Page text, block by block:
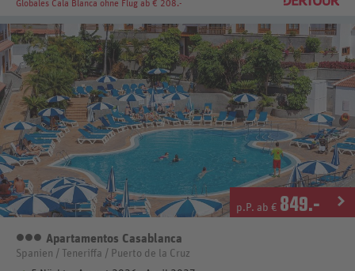
Globales Cala Blanca ohne Flug ab € 208.-
p.P. ab € 849.-
3 Sterne
Apartamentos Casablanca
Spanien / Teneriffa / Puerto de la Cruz